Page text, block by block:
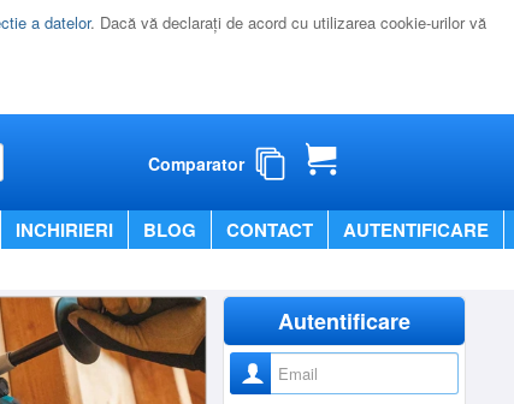
a datelor. Dacă vă declaraţi de acord cu utilizarea cookie-urilor vă
Comparator
INCHIRIERI BLOG CONTACT AUTENTIFICARE
Autentificare
Nume utilizator